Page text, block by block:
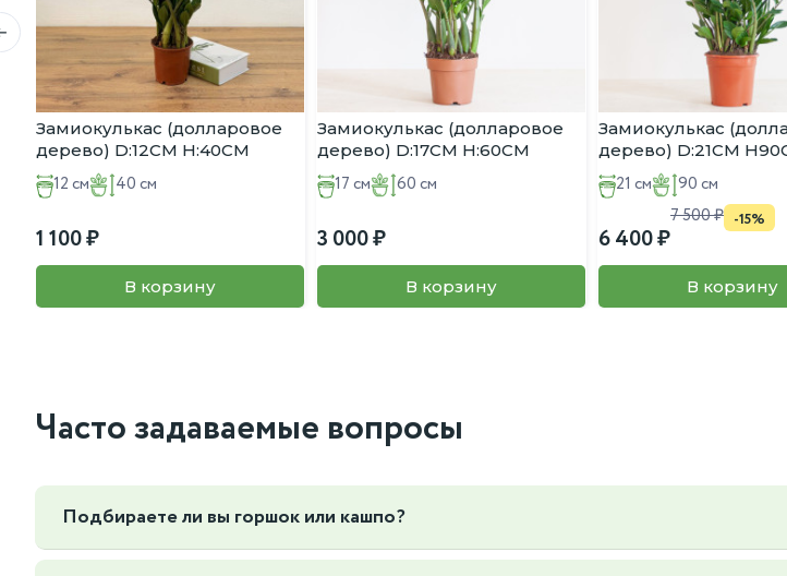
Замиокулькас (долларовое
дерево) D:12CM H:40CM
12 см 40 см
1 100
В корзину
Замиокулькас (долларовое
дерево) D:17CM H:60CM
17 см 60 см
3 000
В корзину
Замиокулькас
дерево) D:21CM
21 см 90 см
6 400
7 500 -15%
В корзину
Часто задаваемые вопросы
Подбираете ли вы горшок или кашпо?
Да, мы можем подобрать горшок или кашпо под ваш интерьер и вкус, так же вы можете